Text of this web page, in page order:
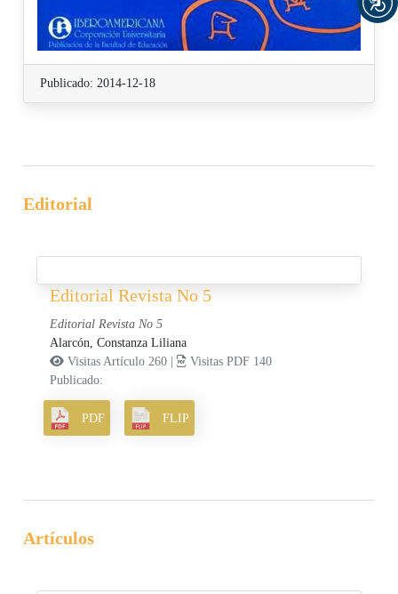
Publicado: 2014-12-18
Editorial
Editorial Revista No 5
Editorial Revista No 5
Alarcón, Constanza Liliana
Visitas Artículo 260 |
Visitas PDF 140
Publicado:
PDF FLIP
Artículos